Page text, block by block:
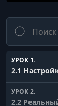
Поиск
УРОК 1.
2.1
УРОК 2.
2.2